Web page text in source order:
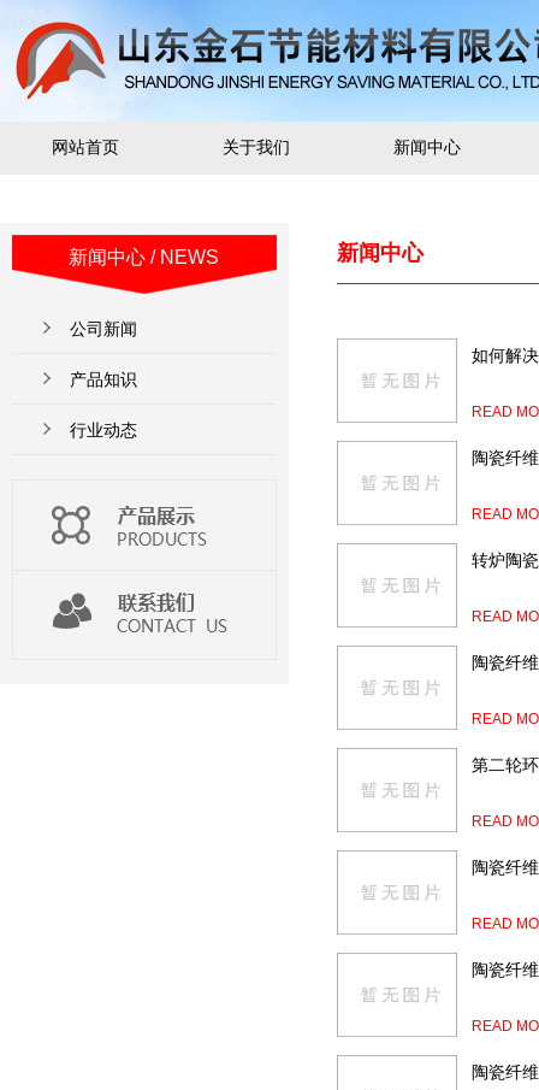
网站首页 关于我们 新闻中心
新闻中心 / NEWS
公司新闻
产品知识
行业动态
新闻中心
如何解
READ
陶瓷纤
READ
转炉陶
READ
陶瓷纤
READ
第二轮
READ
陶瓷纤
READ
陶瓷纤
READ
陶瓷纤